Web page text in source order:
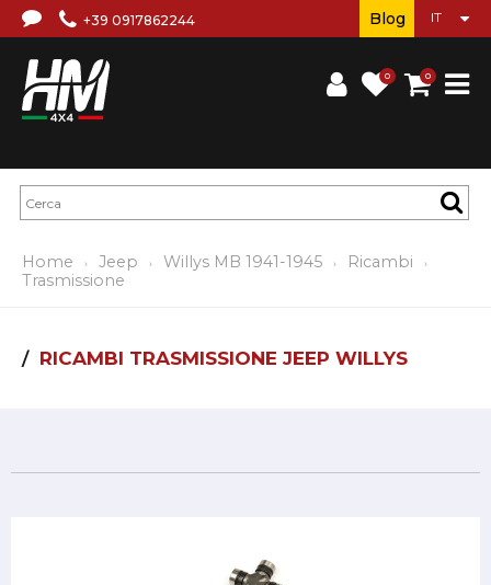
+39 0917862244
0 0
Blog
Home Jeep Willys MB 1941-1945
Ricambi
Trasmissione
RICAMBI TRASMISSIONE JEEP WILLYS